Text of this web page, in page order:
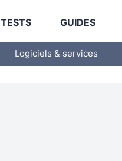
TESTS GUIDES
Logiciels & services